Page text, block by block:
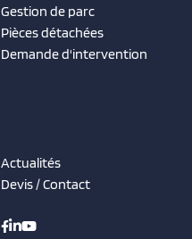
Gestion de parc
Pièces détachées
Demande d'intervention
Actualités
Devis / Contact